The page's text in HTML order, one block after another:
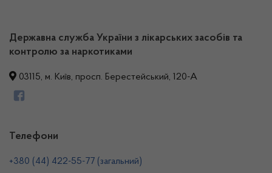
Державна служба України з лікарських засобів та
контролю за наркотиками
03115, м. Київ, просп. Берестейський, 120-А
Телефони
+380 (44) 422-55-77 (загальний)